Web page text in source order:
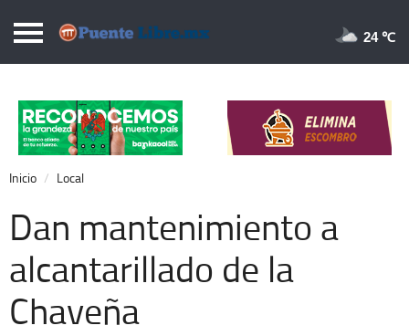
Puentelibre.mx
Local
Nacional
Opinión
Cronos
Economía
Espectáculos
24 ℃
Inicio Local
Dan mantenimiento a
alcantarillado de la
Chaveña